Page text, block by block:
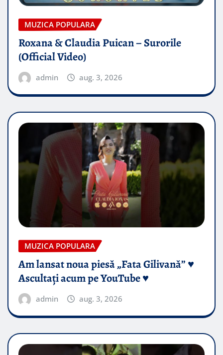
MUZICA POPULARA
Roxana & Claudia Puican – Surorile
(Official Video)
admin aug. 3, 2026
MUZICA POPULARA
Am lansat noua piesă „Fata Gilivană” ♥️
Ascultați acum pe YouTube ♥️
admin aug. 3, 2026